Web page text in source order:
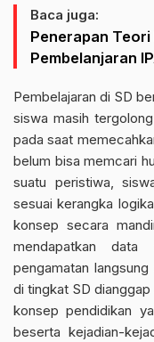
Baca juga:
Penerapan
Pembelanjaran
Pembelajaran di SD
siswa masih
pada saat
belum bisa memcari
suatu peristiwa,
sesuai kerangka
konsep secara
mendapatkan data
pengamatan
di tingkat SD
konsep pendidikan
beserta kejadian-